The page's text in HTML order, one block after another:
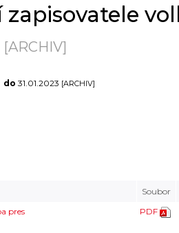
[ARCHIV]
do 31.01.2023 [ARCHIV]
Soubor
pres
PDF